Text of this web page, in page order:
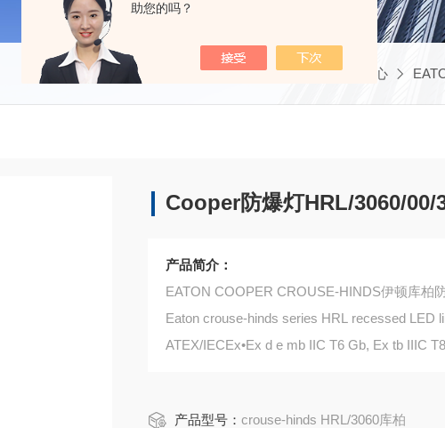
助您的吗？
当前位置：首页 产品中心
Cooper防爆灯HRL/3060/00/
产品简介：
EATON COOPER CROUSE-HINDS伊顿库柏
Eaton crouse-hinds series HRL recessed LED
ATEX/IECEx•Ex d e mb IIC T6 Gb, Ex tb IIIC
产品型号：crouse-hinds HRL/3060库柏